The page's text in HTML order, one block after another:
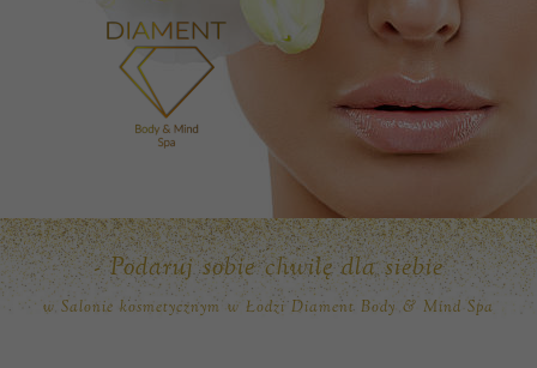
- Podaruj sobie chwilę dla siebie
w Salonie kosmetycznym w Łodzi Diament Body & Mind Spa